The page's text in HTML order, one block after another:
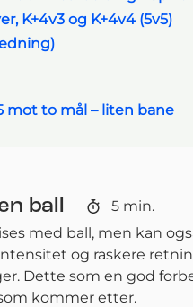
K+4v3 og K+4v4 (5v5)
mot to mål – liten bane
ball 5 min.
med ball, men kan
og raskere
Dette som en god
kommer etter.